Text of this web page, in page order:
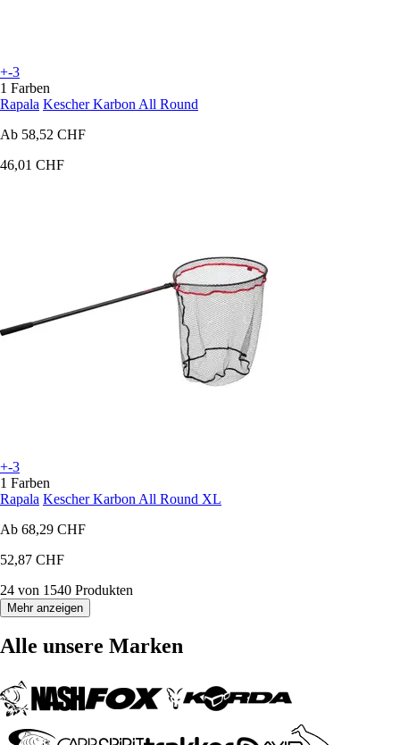
+-3
1 Farben
Rapala Kescher Karbon All Round
Ab 58,52 CHF
46,01 CHF
+-3
1 Farben
Rapala Kescher Karbon All Round XL
Ab 68,29 CHF
52,87 CHF
24 von 1540 Produkten
Mehr anzeigen
Alle unsere Marken